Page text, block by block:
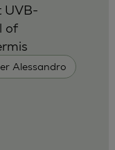
Alessandro
UVB-
of